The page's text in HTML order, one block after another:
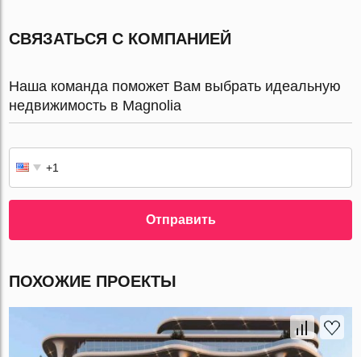
СВЯЗАТЬСЯ С КОМПАНИЕЙ
Наша команда поможет Вам выбрать идеальную
недвижимость в Magnolia
Отправить
ПОХОЖИЕ ПРОЕКТЫ